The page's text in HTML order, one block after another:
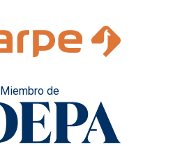
Miembro de